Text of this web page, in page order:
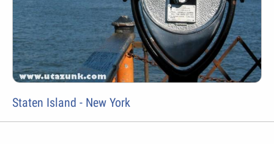
Staten Island - New York